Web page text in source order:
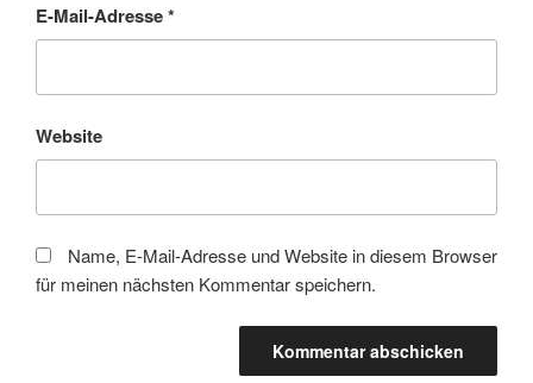
E-Mail-Adresse*
Website
Name, E-Mail-Adresse und Website in diesem Browser
für meinen nächsten Kommentar speichern.